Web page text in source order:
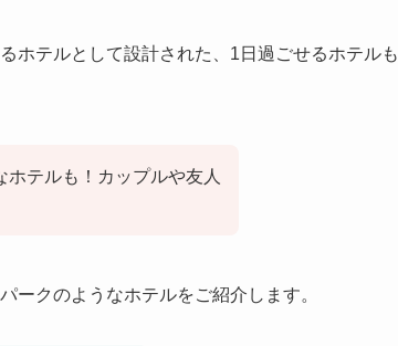
ホテルとして設計された、1日過ごせるホテルも
テルも！カップルや友人
ークのようなホテルをご紹介します。